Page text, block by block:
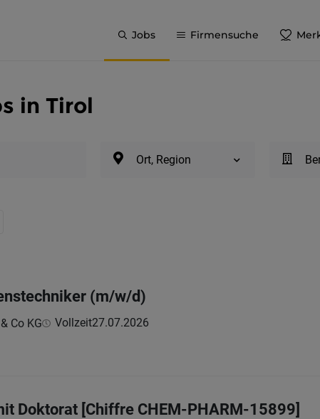
Jobs Firmensuche
in Tirol
Ort, Region
(m/w/d)
Co KG Vollzeit27.07.2026
Doktorat [Chiffre CHEM-PHARM-15899]